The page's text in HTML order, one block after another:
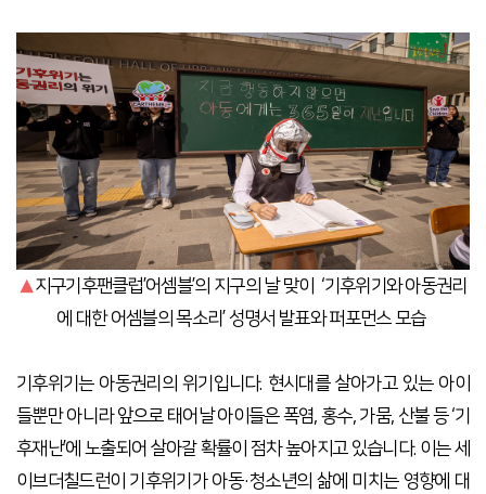
▲지구기후팬클럽’어셈블’의 지구의 날 맞이 ‘기후위기와 아동권리
에 대한 어셈블의 목소리’ 성명서 발표와 퍼포먼스 모습
기후위기는 아동권리의 위기입니다. 현시대를 살아가고 있는 아이
들뿐만 아니라 앞으로 태어날 아이들은 폭염, 홍수, 가뭄, 산불 등 ‘기
후재난’에 노출되어 살아갈 확률이 점차 높아지고 있습니다. 이는 세
이브더칠드런이 기후위기가 아동·청소년의 삶에 미치는 영향에 대